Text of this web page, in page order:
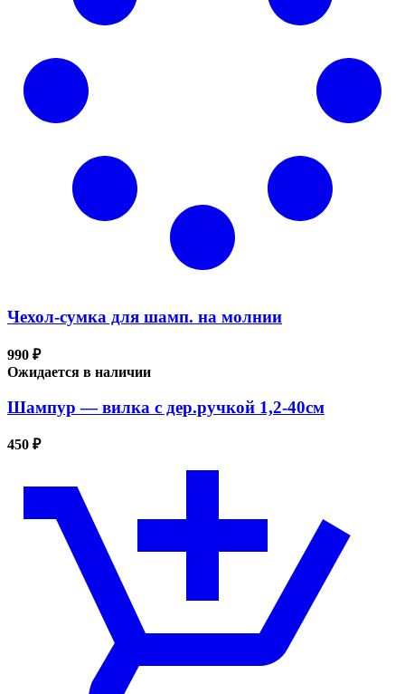
Чехол-сумка для шамп. на молнии
990 ₽
Ожидается в наличии
Шампур — вилка с дер.ручкой 1,2-40см
450 ₽